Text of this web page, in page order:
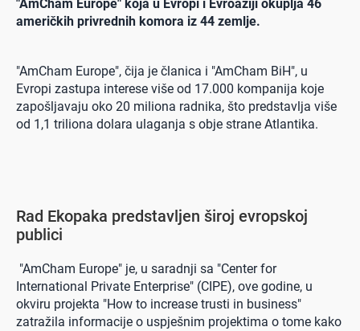
"AmCham Europe" koja u Evropi i Evroaziji okuplja 46
američkih privrednih komora iz 44 zemlje.
"AmCham Europe", čija je članica i "AmCham BiH", u
Evropi zastupa interese više od 17.000 kompanija koje
zapošljavaju oko 20 miliona radnika, što predstavlja više
od 1,1 triliona dolara ulaganja s obje strane Atlantika.
Rad Ekopaka predstavljen široj evropskoj
publici
"AmCham Europe" je, u saradnji sa "Center for
International Private Enterprise" (CIPE), ove godine, u
okviru projekta "How to increase trusti in business"
zatražila informacije o uspješnim projektima o tome kako